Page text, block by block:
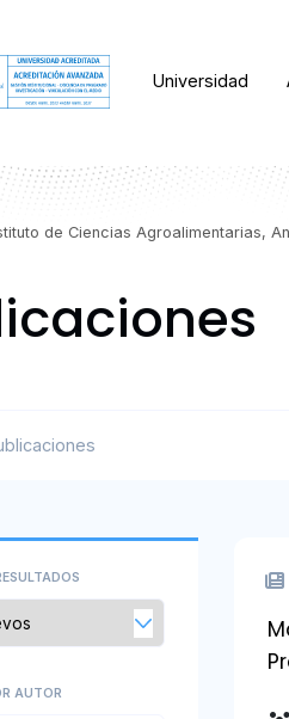
Universidad
de Ciencias Agroalimentarias,
AUTOR